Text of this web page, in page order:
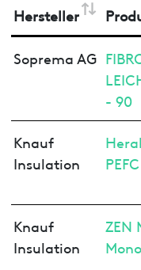
Hersteller
Soprema AG
- 90
Knauf
Insulation
PEFC
Knauf
Insulation
ZEN